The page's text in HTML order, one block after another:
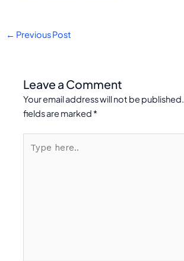
← Previous Post
Leave a Comment
Your email address will not be published.
fields are marked *
here..